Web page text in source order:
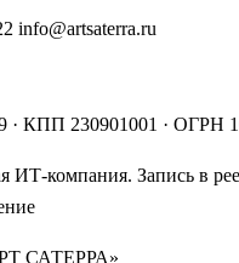
info@artsaterra.ru
· КПП 230901001 · ОГРН
ИТ-компания. Запись в
САТЕРРА»